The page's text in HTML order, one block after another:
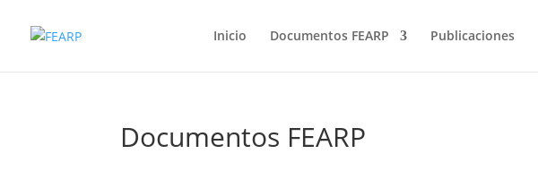
Inicio Documentos FEARP Publicaciones
Documentos FEARP